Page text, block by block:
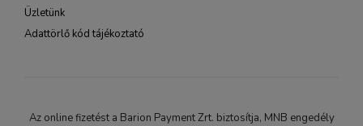
Üzletünk
Adattörlő kód tájékoztató
Az online fizetést a Barion Payment Zrt. biztosítja, MNB engedély